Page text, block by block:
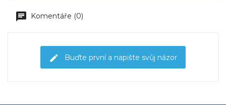
Komentáře (0)
Buďte první a napište svůj názor